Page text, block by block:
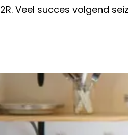
Veel succes volgend
AANTAL